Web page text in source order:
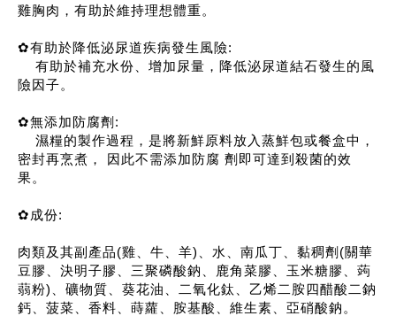
雞胸肉，有助於維持理想體重。
✿有助於降低泌尿道疾病發生風險:
有助於補充水份、增加尿量，降低泌尿道結石發生的風
險因子。
✿無添加防腐劑:
濕糧的製作過程，是將新鮮原料放入蒸鮮包或餐盒中，
密封再烹煮， 因此不需添加防腐 劑即可達到殺菌的效
果。
✿成份:
肉類及其副產品(雞、牛、羊)、水、南瓜丁、黏稠劑(關華
豆膠、決明子膠、三聚磷酸鈉、鹿角菜膠、玉米糖膠、蒟
蒻粉)、礦物質、葵花油、二氧化鈦、乙烯二胺四醋酸二鈉
鈣、菠菜、香料、蒔蘿、胺基酸、維生素、亞硝酸鈉。